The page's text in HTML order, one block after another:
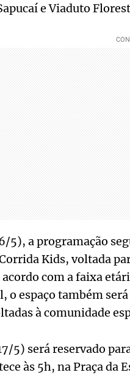
e Viaduto
5), a programação
Kids, voltada
acordo com a faixa
o espaço também
à comunidade
5) será reservado
às 5h, na Praça da